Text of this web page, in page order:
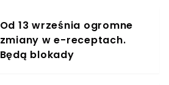
Od 13 września ogromne
zmiany w e-receptach.
Będą blokady